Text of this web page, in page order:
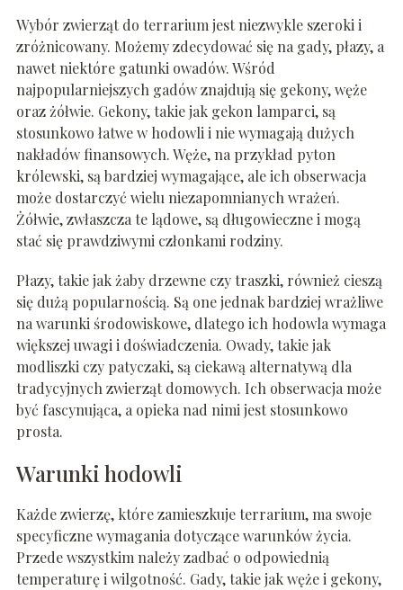
Wybór zwierząt do terrarium jest niezwykle szeroki i
zróżnicowany. Możemy zdecydować się na gady, płazy, a
nawet niektóre gatunki owadów. Wśród
najpopularniejszych gadów znajdują się gekony, węże
oraz żółwie. Gekony, takie jak gekon lamparci, są
stosunkowo łatwe w hodowli i nie wymagają dużych
nakładów finansowych. Węże, na przykład pyton
królewski, są bardziej wymagające, ale ich obserwacja
może dostarczyć wielu niezapomnianych wrażeń.
Żółwie, zwłaszcza te lądowe, są długowieczne i mogą
stać się prawdziwymi członkami rodziny.
Płazy, takie jak żaby drzewne czy traszki, również cieszą
się dużą popularnością. Są one jednak bardziej wrażliwe
na warunki środowiskowe, dlatego ich hodowla wymaga
większej uwagi i doświadczenia. Owady, takie jak
modliszki czy patyczaki, są ciekawą alternatywą dla
tradycyjnych zwierząt domowych. Ich obserwacja może
być fascynująca, a opieka nad nimi jest stosunkowo
prosta.
Warunki hodowli
Każde zwierzę, które zamieszkuje terrarium, ma swoje
specyficzne wymagania dotyczące warunków życia.
Przede wszystkim należy zadbać o odpowiednią
temperaturę i wilgotność. Gady, takie jak węże i gekony,